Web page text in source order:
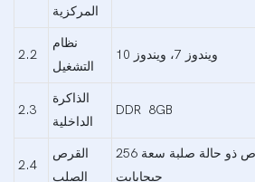
المركزية
2.2
نظام
التشغيل
ويندوز 7، ويندوز 10
2.3
الذاكرة
الداخلية
DDR 8GB
2.4
القرص
الصلب
محرك أقراص ذو حالة صلبة سعة 256
جيجابايت